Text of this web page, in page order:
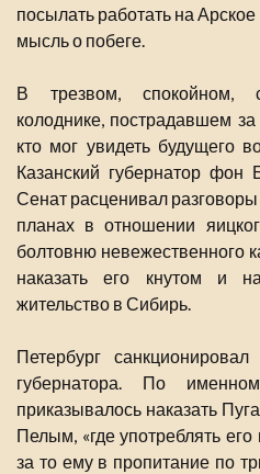
посылать работать на
мысль о побеге.
В трезвом, спокойном,
колоднике, пострадавшем
кто мог увидеть будущего
Казанский губернатор
Сенат расценивал
планах в отношении
болтовню невежественного
наказать его кнутом и
жительство в Сибирь.
Петербург
губернатора. По
приказывалось наказать
Пелым, «где употреблять
за то ему в пропитание по